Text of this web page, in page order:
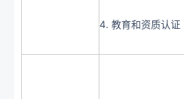
4. 教育和资质认证